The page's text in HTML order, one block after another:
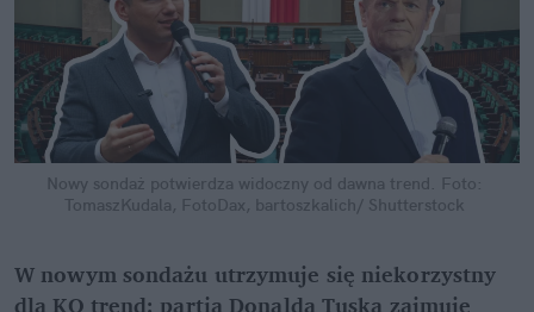
Nowy sondaż potwierdza widoczny od dawna trend. Foto:
TomaszKudala, FotoDax, bartoszkalich/ Shutterstock
W nowym sondażu utrzymuje się niekorzystny